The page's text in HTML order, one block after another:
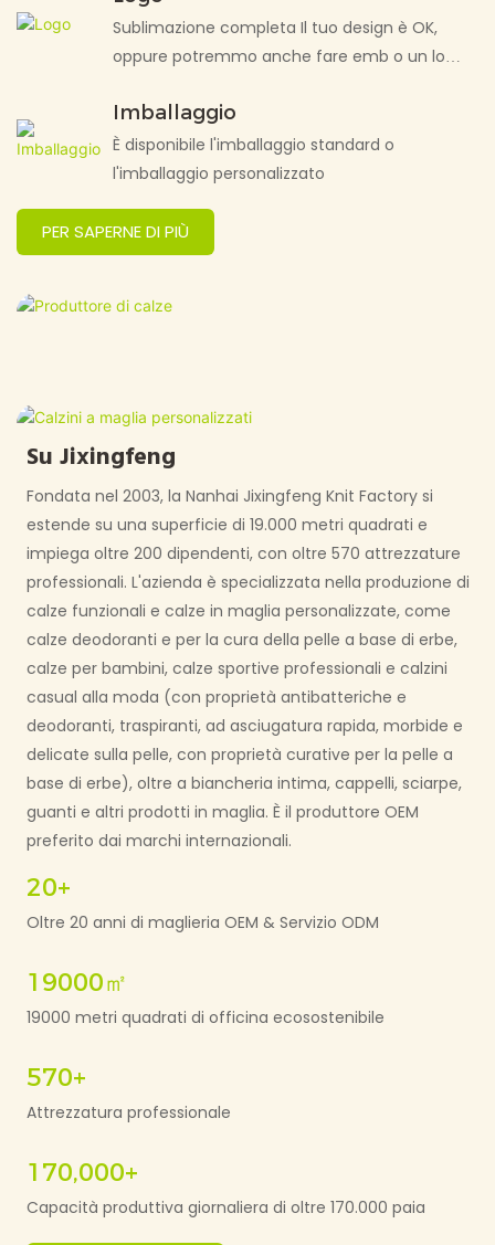
Sublimazione completa Il tuo design è OK,
oppure potremmo anche fare emb o un logo
Imballaggio
È disponibile l'imballaggio standard o
l'imballaggio personalizzato
PER SAPERNE DI PIÙ
Su Jixingfeng
Fondata nel 2003, la Nanhai Jixingfeng Knit Factory si
estende su una superficie di 19.000 metri quadrati e
impiega oltre 200 dipendenti, con oltre 570 attrezzature
professionali. L'azienda è specializzata nella produzione di
calze funzionali e calze in maglia personalizzate, come
calze deodoranti e per la cura della pelle a base di erbe,
calze per bambini, calze sportive professionali e calzini
casual alla moda (con proprietà antibatteriche e
deodoranti, traspiranti, ad asciugatura rapida, morbide e
delicate sulla pelle, con proprietà curative per la pelle a
base di erbe), oltre a biancheria intima, cappelli, sciarpe,
guanti e altri prodotti in maglia. È il produttore OEM
preferito dai marchi internazionali.
20+
Oltre 20 anni di maglieria OEM & Servizio ODM
19000㎡
19000 metri quadrati di officina ecosostenibile
570+
Attrezzatura professionale
170,000+
Capacità produttiva giornaliera di oltre 170.000 paia